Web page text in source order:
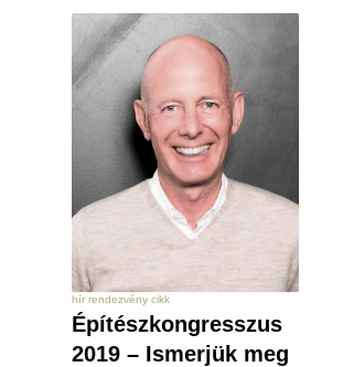
hír rendezvény cikk
Építészkongresszus
2019 – Ismerjük meg